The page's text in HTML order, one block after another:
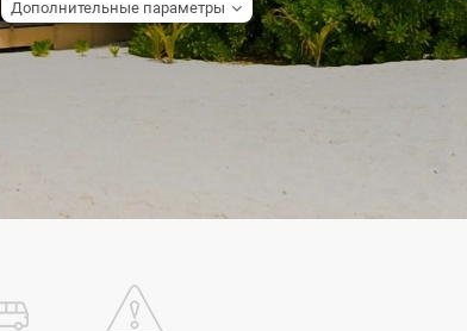
Дополнительные параметры